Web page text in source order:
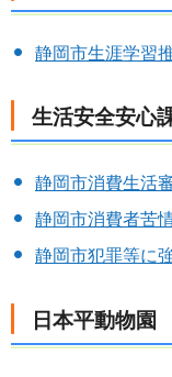
静岡市生涯学習
生活安全安心
静岡市消費生活
静岡市消費者苦
静岡市犯罪等に
日本平動物園